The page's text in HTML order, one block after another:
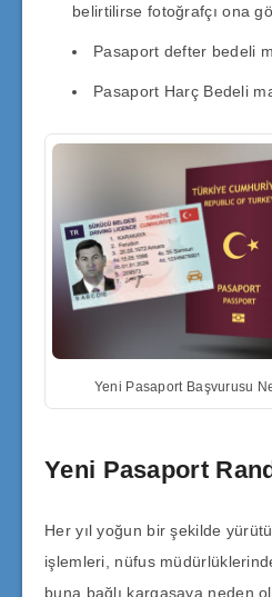
belirtilirse fotoğrafçı ona
Pasaport defter bedeli
Pasaport Harç Bedeli
Yeni Pasaport Başvurusu
Yeni Pasaport
Her yıl yoğun bir şekilde
işlemleri, nüfus
buna bağlı kargaşaya neden